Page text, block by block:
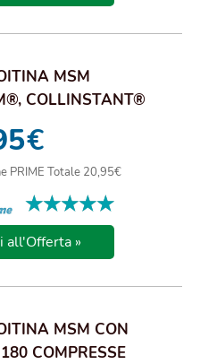
MSM
COLLINSTANT®
€
PRIME Totale 20,95€
★★★★★
★★★★★
all'Offerta »
MSM CON
COMPRESSE